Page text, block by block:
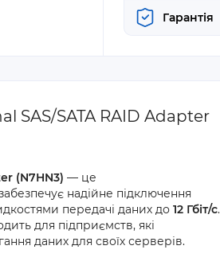
Гарантія
SAS/SATA RAID Adapter
(N7HN3) — це
надійне підключення
передачі даних до 12 Гбіт/с.
для підприємств, які
даних для своїх серверів.